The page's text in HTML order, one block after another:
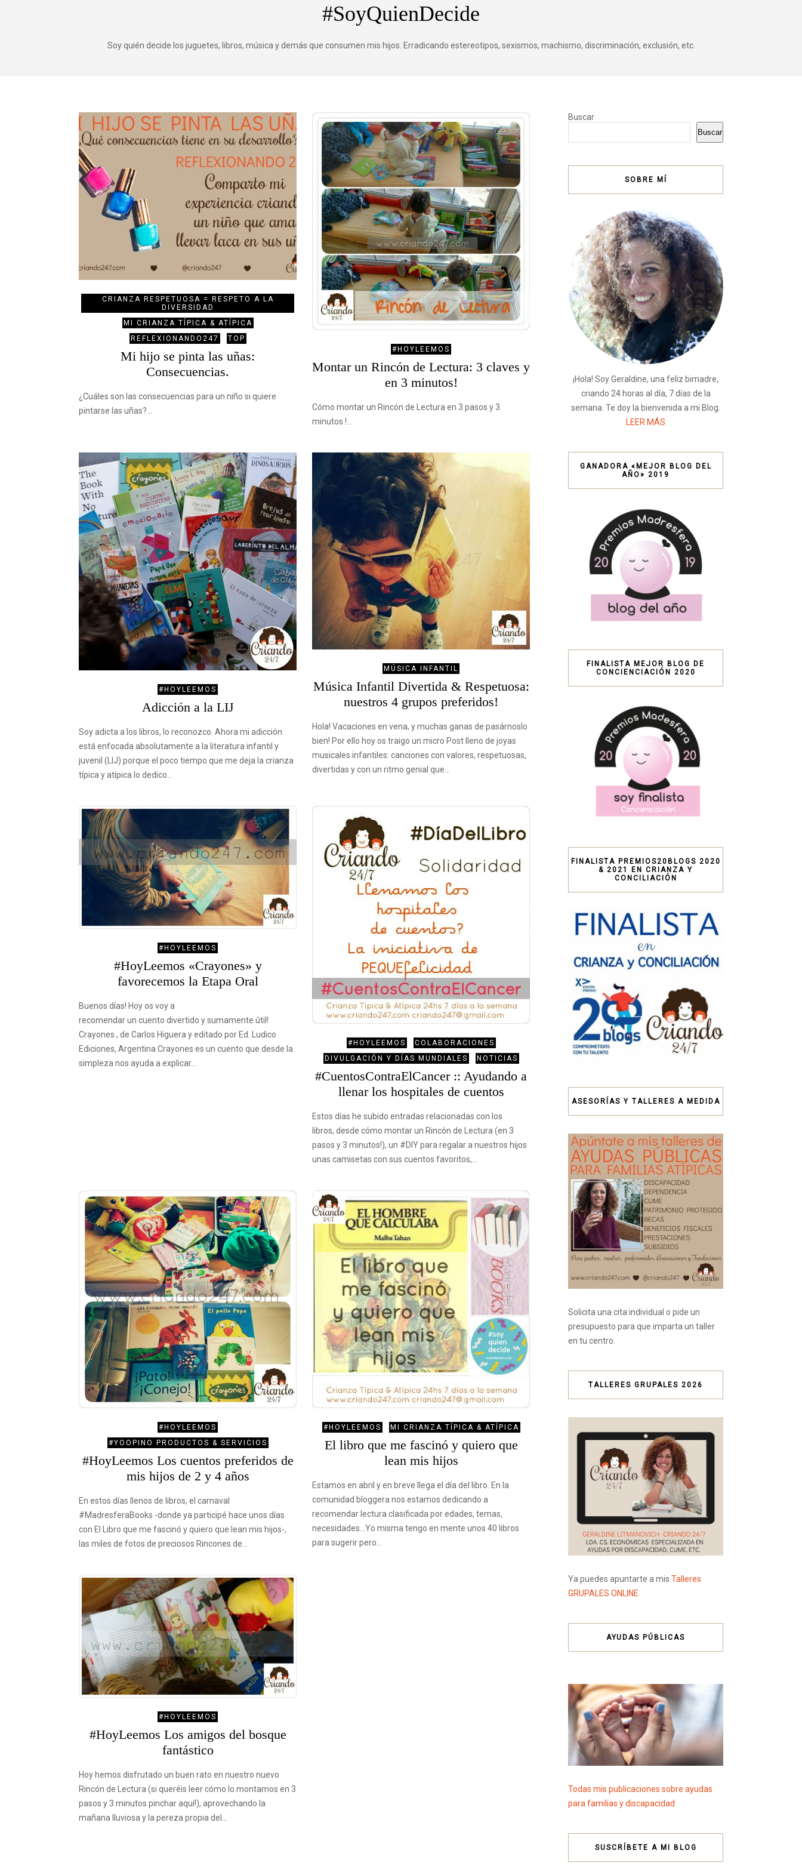
#SoyQuienDecide
Soy quién decide los juguetes, libros, música y demás que consumen mis hijos. Erradicando estereotipos, sexismos, machismo, discriminación, exclusión, etc.
CRIANZA RESPETUOSA = RESPETO A LA
DIVERSIDAD
MI CRIANZA TÍPICA & ATÍPICA
REFLEXIONANDO247
TOP
Mi hijo se pinta las uñas:
Consecuencias.
¿Cuáles son las consecuencias para un niño si quiere
pintarse las uñas?…
#HOYLEEMOS
Montar un Rincón de Lectura: 3 claves y
en 3 minutos!
Cómo montar un Rincón de Lectura en 3 pasos y 3
minutos !…
#HOYLEEMOS
Adicción a la LIJ
Soy adicta a los libros, lo reconozco. Ahora mi adicción
está enfocada absolutamente a la literatura infantil y
juvenil (LIJ) porque el poco tiempo que me deja la crianza
típica y atípica lo dedico…
MÚSICA INFANTIL
Música Infantil Divertida & Respetuosa:
nuestros 4 grupos preferidos!
Hola! Vacaciones en vena, y muchas ganas de pasárnoslo
bien! Por ello hoy os traigo un micro Post lleno de joyas
musicales infantiles: canciones con valores, respetuosas,
divertidas y con un ritmo genial que…
#HOYLEEMOS
#HoyLeemos «Crayones» y
favorecemos la Etapa Oral
Buenos días! Hoy os voy a
recomendar un cuento divertido y sumamente útil!
Crayones , de Carlos Higuera y editado por Ed. Ludico
Ediciones, Argentina Crayones es un cuento que desde la
simpleza nos ayuda a explicar…
#HOYLEEMOS
COLABORACIONES
DIVULGACIÓN Y DÍAS MUNDIALES
NOTICIAS
#CuentosContraElCancer :: Ayudando a
llenar los hospitales de cuentos
Estos días he subido entradas relacionadas con los
libros, desde cómo montar un Rincón de Lectura (en 3
pasos y 3 minutos!), un #DIY para regalar a nuestros hijos
unas camisetas con sus cuentos favoritos,…
#HOYLEEMOS
#YOOPINO PRODUCTOS & SERVICIOS
#HoyLeemos Los cuentos preferidos de
mis hijos de 2 y 4 años
En estos días llenos de libros, el carnaval
#MadresferaBooks -donde ya participé hace unos días
con El Libro que me fascinó y quiero que lean mis hijos-,
las miles de fotos de preciosos Rincones de…
#HOYLEEMOS MI CRIANZA TÍPICA & ATÍPICA
El libro que me fascinó y quiero que
lean mis hijos
Estamos en abril y en breve llega el día del libro. En la
comunidad bloggera nos estamos dedicando a
recomendar lectura clasificada por edades, temas,
necesidades…Yo misma tengo en mente unos 40 libros
para sugerir pero…
#HOYLEEMOS
#HoyLeemos Los amigos del bosque
fantástico
Hoy hemos disfrutado un buen rato en nuestro nuevo
Rincón de Lectura (si queréis leer cómo lo montamos en 3
pasos y 3 minutos pinchar aquí!), aprovechando la
mañana lluviosa y la pereza propia del…
Buscar
Buscar
SOBRE MÍ
¡Hola! Soy Geraldine, una feliz bimadre,
criando 24 horas al día, 7 días de la
semana. Te doy la bienvenida a mi Blog.
LEER MÁS
GANADORA «MEJOR BLOG DEL
AÑO» 2019
FINALISTA MEJOR BLOG DE
CONCIENCIACIÓN 2020
FINALISTA PREMIOS20BLOGS 2020
& 2021 EN CRIANZA Y
CONCILIACIÓN
ASESORÍAS Y TALLERES A MEDIDA
Solicita una cita individual o pide un
presupuesto para que imparta un taller
en tu centro.
TALLERES GRUPALES 2026
Ya puedes apuntarte a mis Talleres
GRUPALES ONLINE
AYUDAS PÚBLICAS
Todas mis publicaciones sobre ayudas
para familias y discapacidad
SUSCRÍBETE A MI BLOG